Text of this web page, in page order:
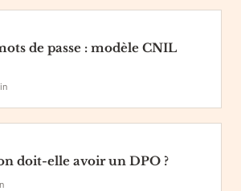
de passe : modèle CNIL
doit-elle avoir un DPO ?